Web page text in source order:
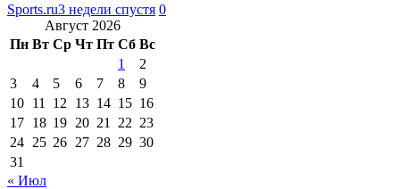
Sports.ru3 недели спустя 0
Август 2026
Пн Вт Ср Чт Пт Сб Вс
1
2
3
4 5 6 7 8
9
10 11 12 13 14 15 16
17 18 19 20 21 22 23
24 25 26 27 28 29 30
31
« Июл